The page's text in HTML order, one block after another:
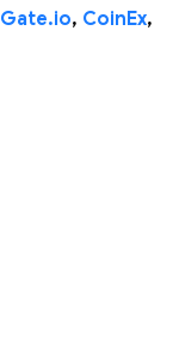
Gate.io, CoinEx,